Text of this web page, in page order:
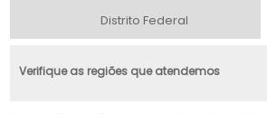
Distrito Federal
Verifique as regiões que atendemos